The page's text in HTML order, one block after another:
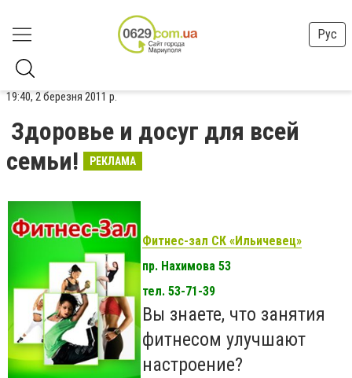
Рус
19:40, 2 березня 2011 р.
Здоровье и досуг для всей
семьи!
РЕКЛАМА
Фитнес-зал СК «Ильичевец»
пр. Нахимова 53
тел. 53-71-39
Вы знаете, что занятия
фитнесом улучшают
настроение?